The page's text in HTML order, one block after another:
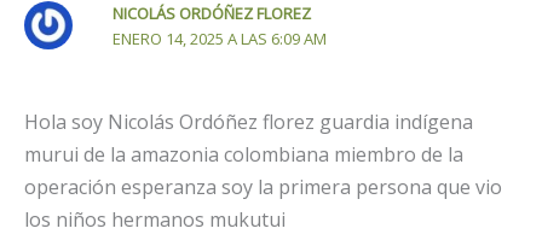
NICOLÁS ORDÓÑEZ FLOREZ
ENERO 14, 2025 A LAS 6:09 AM
Hola soy Nicolás Ordóñez florez guardia indígena
murui de la amazonia colombiana miembro de la
operación esperanza soy la primera persona que vio
los niños hermanos mukutui